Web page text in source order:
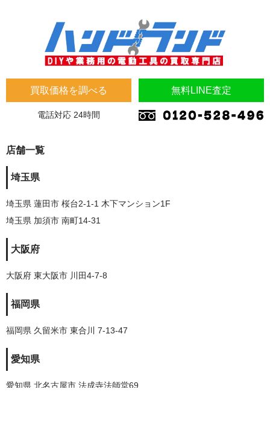
買取価格を調べる 無料LINE査定
電話対応 24時間
店舗一覧
埼玉県
埼玉県 蓮田市 桜台2-1-1 木下マンション1F
埼玉県 加須市 南町14-31
大阪府
大阪府 東大阪市 川田4-7-8
福岡県
福岡県 久留米市 東合川 7-13-47
愛知県
愛知県 北名古屋市 法成寺法師堂69